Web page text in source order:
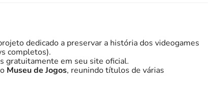
dedicado a preservar a história dos videogames
completos).
gratuitamente em seu site oficial.
Museu de Jogos, reunindo títulos de várias